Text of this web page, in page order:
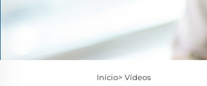
Início> Vídeos